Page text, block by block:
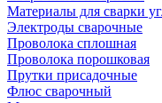
Материалы для сварки
Электроды сварочные
Проволока сплошная
Проволока порошковая
Прутки присадочные
Флюс сварочный